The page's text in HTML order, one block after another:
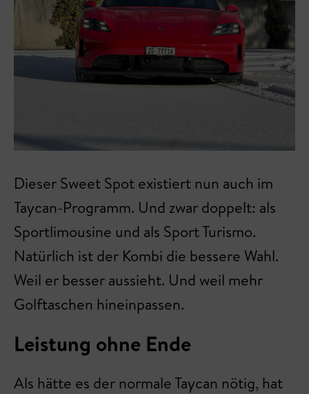
Dieser Sweet Spot existiert nun auch im
Taycan-Programm. Und zwar doppelt: als
Sportlimousine und als Sport Turismo.
Natürlich ist der Kombi die bessere Wahl.
Weil er besser aussieht. Und weil mehr
Golftaschen hineinpassen.
Leistung ohne Ende
Als hätte es der normale Taycan nötig, hat